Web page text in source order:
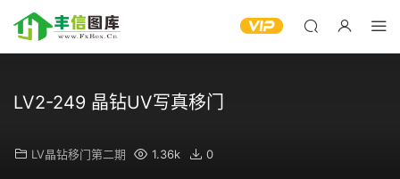
LV2-249 晶钻UV写真移门
LV晶钻移门第二期 1.36k 0